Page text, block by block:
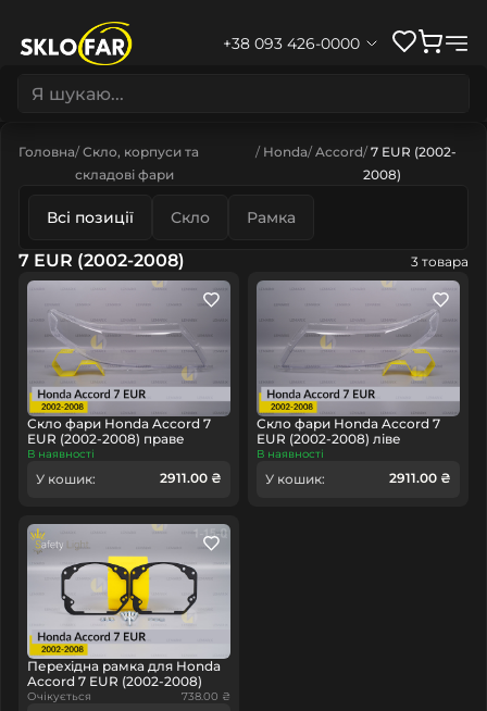
+38 093 426-0000
Головна Скло, корпуси та
складові фари
Honda Accord 7 EUR (2002-
2008)
Всі позиції Скло Рамка
7 EUR (2002-2008) 3 товара
Скло фари Honda Accord 7
EUR (2002-2008) праве
В наявності
У кошик: 2911.00 ₴
Скло фари Honda Accord 7
EUR (2002-2008) ліве
В наявності
У кошик: 2911.00 ₴
Перехідна рамка для Honda
Accord 7 EUR (2002-2008)
Очікується 738.00 ₴